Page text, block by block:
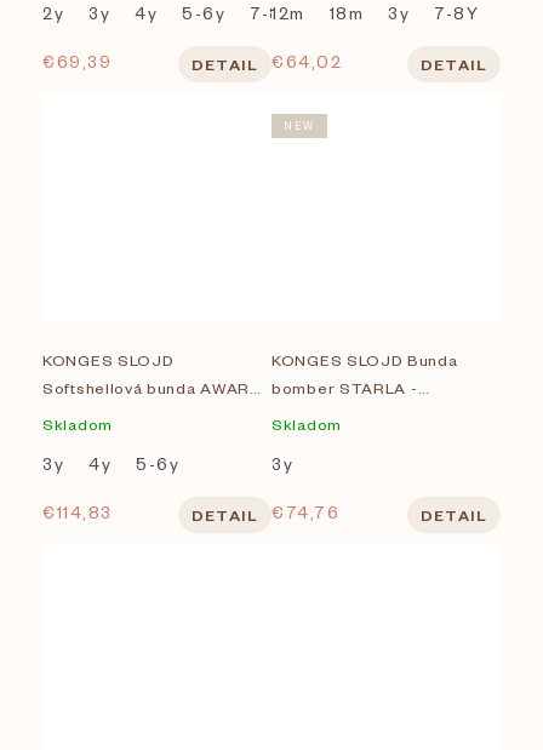
2y 3y 4y 5-6y 7-8Y
€69,39 DETAIL
12m 18m 3y 7-8Y
€64,02 DETAIL
KONGES SLOJD
Softshellová bunda AWARD
Skladom
3y 4y 5-6y
€114,83 DETAIL
NEW
KONGES SLOJD Bunda
bomber STARLA -
Skladom
3y
€74,76 DETAIL